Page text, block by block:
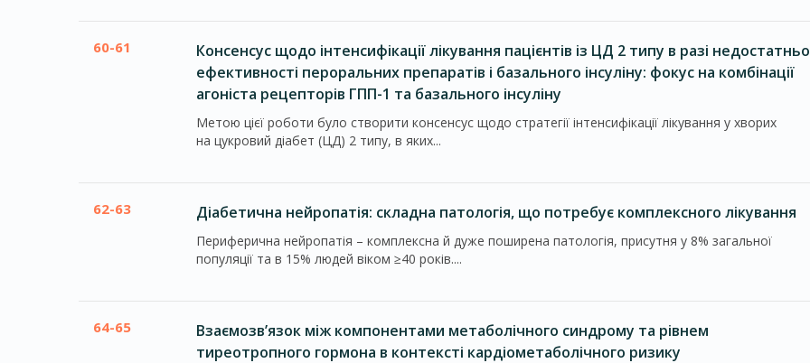
60-61
Консенсус щодо інтенсифікації лікування пацієнтів із ЦД 2 типу в разі
ефективності пероральних препаратів і базального інсуліну: фокус на комбінації
агоніста рецепторів ГПП-1 та базального інсуліну
Метою цієї роботи було створити консенсус щодо стратегії інтенсифікації лікування у хворих
на цукровий діабет (ЦД) 2 типу, в яких...
62-63 Діабетична нейропатія: складна патологія, що потребує комплексного лікування
Периферична нейропатія – комплексна й дуже поширена патологія, присутня у 8% загальної
популяції та в 15% людей віком ≥40 років....
64-65
Взаємозв’язок між компонентами метаболічного синдрому та рівнем
тиреотропного гормона в контексті кардіометаболічного ризику